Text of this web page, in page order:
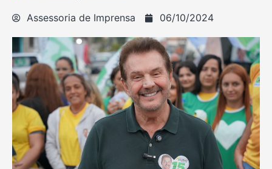
Assessoria de Imprensa 06/10/2024